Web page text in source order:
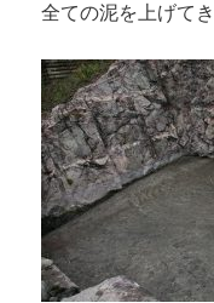
全ての泥を上げて